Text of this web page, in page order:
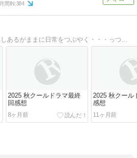
月間IN:384
goo blogからお引っ越しあるがままに日常をつぶやく・・・っつーか吐き出す？でも気づけばドラマの感想ばっかつぶやいてます(笑)
2025 秋クールドラマ最終
回感想
8ヶ月前
2025 秋クール
感想
11ヶ月前